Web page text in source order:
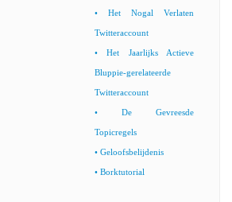
• Het Nogal Verlaten
Twitteraccount
• Het Jaarlijks Actieve
Bluppie-gerelateerde
Twitteraccount
• De Gevreesde
Topicregels
• Geloofsbelijdenis
• Borktutorial